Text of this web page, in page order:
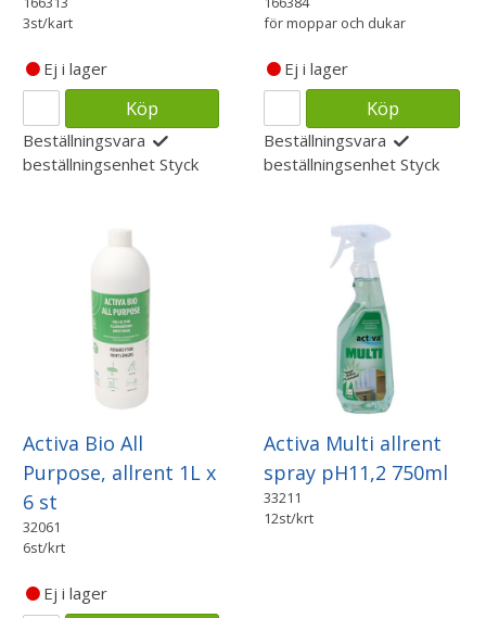
3st/kart
Ej i lager
Köp
Beställningsvara
beställningsenhet Styck
för moppar och dukar
Ej i lager
Köp
Beställningsvara
beställningsenhet Styck
Activa Bio All
Purpose, allrent 1L x
6 st
32061
6st/krt
Ej i lager
Activa Multi allrent
spray pH11,2 750ml
33211
12st/krt